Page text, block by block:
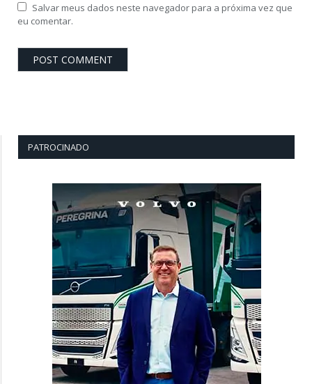
Salvar meus dados neste navegador para a próxima vez que
eu comentar.
PATROCINADO